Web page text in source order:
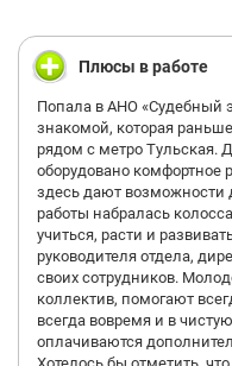
Плюсы в работе
Попала в АНО «Судебный
знакомой, которая
рядом с метро Тульская.
оборудовано комфортное
здесь дают возможности
работы набралась
учиться, расти и
руководителя отдела,
своих сотрудников.
коллектив, помогают
всегда вовремя и в
оплачиваются